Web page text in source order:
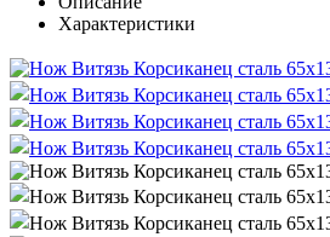
Характеристики